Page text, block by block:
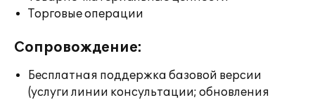
Торговые операции
Сопровождение:
Бесплатная поддержка базовой версии
(услуги линии консультации; обновления